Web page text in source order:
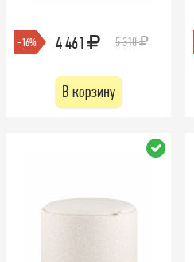
-16% 4 461 5 310
В корзину